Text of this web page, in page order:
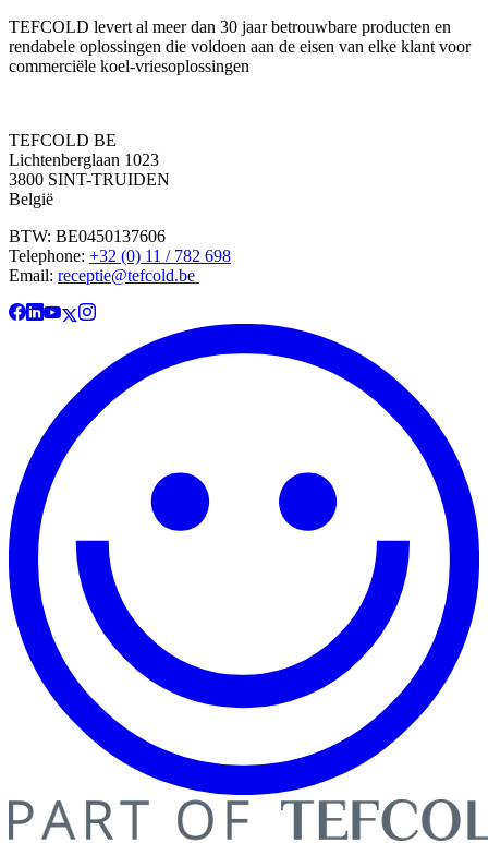
TEFCOLD levert al meer dan 30 jaar betrouwbare producten en
rendabele oplossingen die voldoen aan de eisen van elke klant voor
commerciële koel-vriesoplossingen
TEFCOLD BE
Lichtenberglaan 1023
3800 SINT-TRUIDEN
België
BTW: BE0450137606
Telephone: +32 (0) 11 / 782 698
Email: receptie@tefcold.be